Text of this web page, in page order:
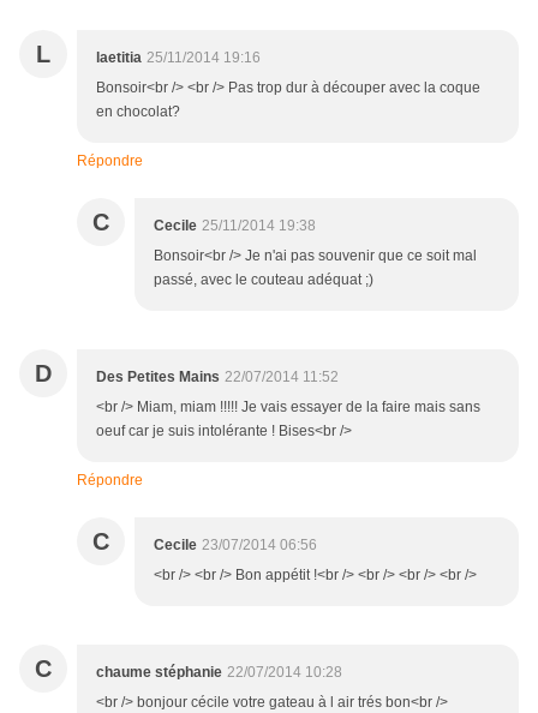
L laetitia 25/11/2014 19:16
Bonsoir<br /> <br /> Pas trop dur à découper avec la coque
en chocolat?
Répondre
C Cecile 25/11/2014 19:38
Bonsoir<br /> Je n'ai pas souvenir que ce soit mal
passé, avec le couteau adéquat ;)
D Des Petites Mains 22/07/2014 11:52
<br /> Miam, miam !!!!! Je vais essayer de la faire mais sans
oeuf car je suis intolérante ! Bises<br />
Répondre
C Cecile 23/07/2014 06:56
<br /> <br /> Bon appétit !<br /> <br /> <br /> <br />
C chaume stéphanie 22/07/2014 10:28
<br /> bonjour cécile votre gateau à l air trés bon<br />